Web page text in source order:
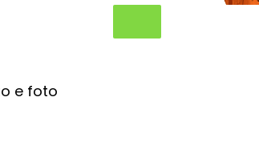
e foto